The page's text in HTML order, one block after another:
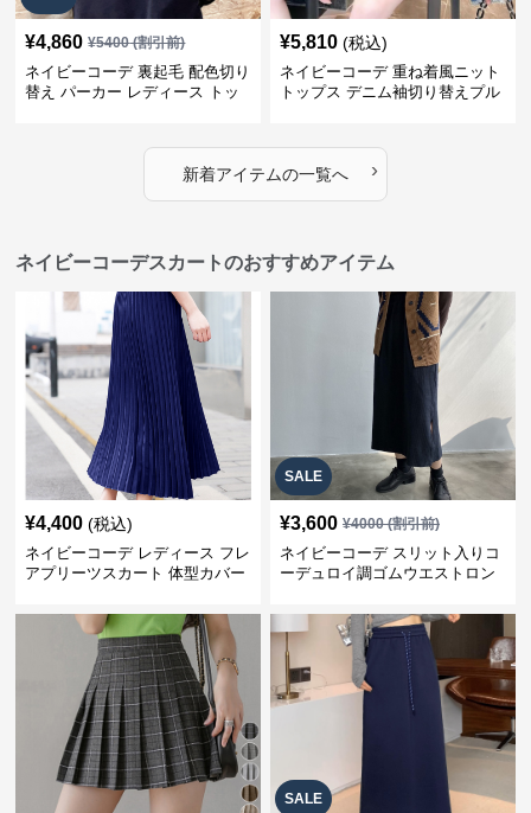
¥4,860 ¥5400(割引前)
ネイビーコーデ 裏起毛 配色切り
替え パーカー レディース トッ
¥5,810 (税込)
ネイビーコーデ 重ね着風ニット
トップス デニム袖切り替えプル
新着アイテムの一覧へ ›
ネイビーコーデスカートのおすすめアイテム
¥4,400 (税込)
ネイビーコーデ レディース フレ
アプリーツスカート 体型カバー
ト
SALE
¥3,600 ¥4000(割引前)
ネイビーコーデ スリット入りコ
ーデュロイ調ゴムウエストロン
SALE